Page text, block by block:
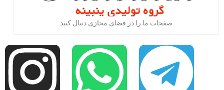
صفحات ما را در فضای مجازی دنبال کنید